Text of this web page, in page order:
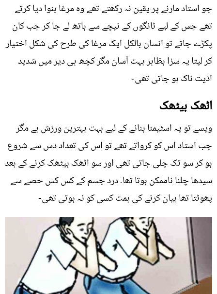
جو استاد مارنے پر یقین نہ رکھتے تھے وہ مرغا بنوا دیا کرتے
تھے جس کے لیے ٹانگوں کے نیچے سے ہاتھ لے جا کر جب کان
پکڑے جاتے تو انسان بالکل ایک مرغا کی طرح کی شکل اختیار
کر لیتا یہ سزا بظاہر بہت آسان مگر کچھ ہی دیر میں شدید
اذیت ناک ہو جاتی تھی-
اٹھک بیٹھک
ویسے تو یہ اسٹیمنا بنانے کے لیے بہت بہترین ورزش ہے مگر
جب استاد اس کو کرواتے تھے تو اس کی تعداد دس سے شروع
ہو کر سو تک چلی جاتی تھی اور سو اٹھک بیٹھک کرنے کے بعد
سیدھا چلنا ناممکن ہوتا تھا۔ درد جسم کے کس کس حصے سے
پھوٹتا تھا بیان کرنے کی ہمت کسی کو نہ ہوتی تھی-